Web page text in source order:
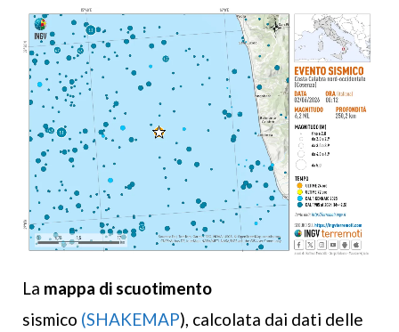
La mappa di scuotimento
sismico (SHAKEMAP), calcolata dai dati delle